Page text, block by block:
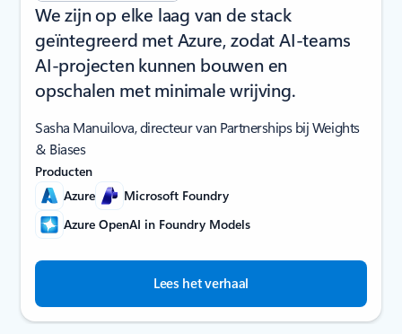
We zijn op elke laag van de stack
geïntegreerd met Azure, zodat AI-teams
AI-projecten kunnen bouwen en
opschalen met minimale wrijving.
Sasha Manuilova, directeur van Partnerships bij Weights
& Biases
Producten
Azure
Microsoft Foundry
Azure OpenAI in Foundry Models
Lees het verhaal